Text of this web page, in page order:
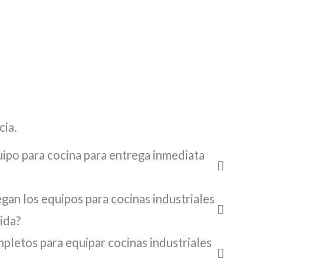
para cocina para entrega inmediata
los equipos para cocinas industriales
para equipar cocinas industriales